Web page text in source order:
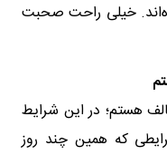
خیلی راحت صحبت
هستم؛ در این شرایط
که همین چند روز